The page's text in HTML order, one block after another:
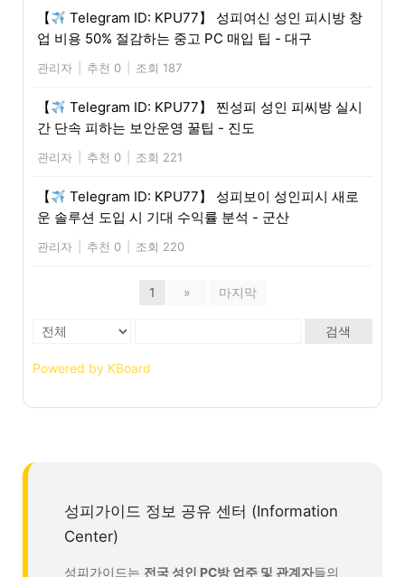
【
Telegram ID: KPU77】 성피여신 성인 피시방 창
업 비용 50% 절감하는 중고 PC 매입 팁 - 대구
관리자 추천 0 조회 187
【
Telegram ID: KPU77】 찐성피 성인 피씨방 실시
간 단속 피하는 보안운영 꿀팁 - 진도
관리자 추천 0 조회 221
【
Telegram ID: KPU77】 성피보이 성인피시 새로
운 솔루션 도입 시 기대 수익률 분석 - 군산
관리자 추천 0 조회 220
1 » 마지막
검색
Powered by KBoard
성피가이드 정보 공유 센터 (Information
Center)
성피가이드는 전국 성인 PC방 업주 및 관계자들의